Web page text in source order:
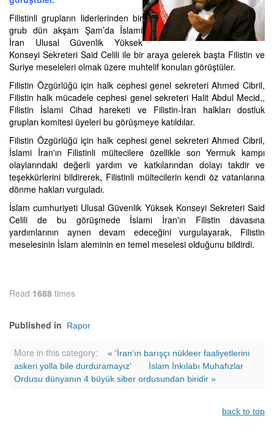
Filistinli grupların liderlerinden bir
grub dün akşam Şam’da İslami
İran Ulusal Güvenlik Yüksek
Konseyi Sekreteri Said Celili ile bir araya gelerek başta Filistin ve
Suriye meseleleri olmak üzere muhtelif konuları görüştüler.
Filistin Özgürlüğü için halk cephesi genel sekreteri Ahmed Cibril,
Filistin halk mücadele cephesi genel sekreteri Halit Abdul Mecid,,
Filistin İslami Cihad hareketi ve Filistin-İran halkları dostluk
grupları komitesi üyeleri bu görüşmeye katıldılar.
Filistin Özgürlüğü için halk cephesi genel sekreteri Ahmed Cibril,
İslami İran'ın Filistinli mültecilere özellikle son Yermuk kampı
olaylarındaki değerli yardım ve katkılarından dolayı takdir ve
teşekkürlerini bildirerek, Filistinli mültecilerin kendi öz vatanlarına
dönme hakları vurguladı.
İslam cumhuriyeti Ulusal Güvenlik Yüksek Konseyi Sekreteri Said
Celili de bu görüşmede İslami İran'ın Filistin davasına
yardımlarının aynen devam edeceğini vurgulayarak, Filistin
meselesinin İslam aleminin en temel meselesi olduğunu bildirdi.
Read 1688 times
Published in Rapor
More in this category:
« 'İran’ın barışçı nükleer faaliyetlerini
askeri yolla bile durduramayız'
İslam İnkılabı Muhafızlar
Ordusu dünyanın 4 büyük siber ordusundan biridir »
back to top